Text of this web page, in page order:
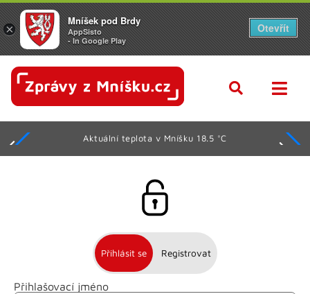
Aktuální teplota v Mníšku 18.5 °C
Přihlásit se Registrovat
Přihlašovací jméno
Jméno
×
Mníšek pod Brdy
AppSisto
- In Google Play
Otevřít